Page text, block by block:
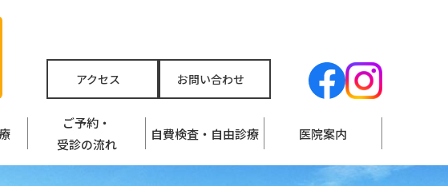
アクセス お問い合わせ
ご予約・
受診の流れ
自費検査・自由診療 医院案内